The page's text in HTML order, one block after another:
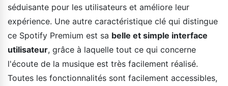
séduisante pour les utilisateurs et améliore leur
expérience. Une autre caractéristique clé qui distingue
ce Spotify Premium est sa belle et simple interface
utilisateur, grâce à laquelle tout ce qui concerne
l'écoute de la musique est très facilement réalisé.
Toutes les fonctionnalités sont facilement accessibles,